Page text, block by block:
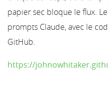
papier sec bloque le flux.
prompts Claude, avec le
GitHub.
https://